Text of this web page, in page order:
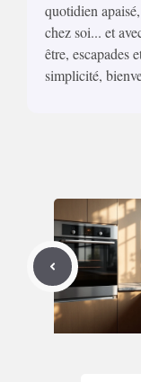
quotidien
chez soi... et
être, escapades
simplicité,